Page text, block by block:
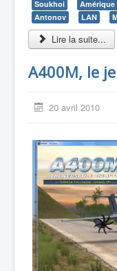
Soukhoi
Amérique
Antonov
LAN
Lire la suite...
A400M, le
20 avril 2010